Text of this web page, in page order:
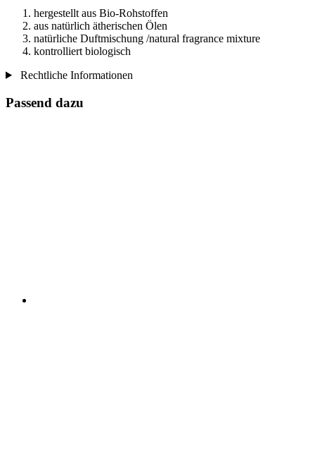
hergestellt aus Bio-Rohstoffen
aus natürlich ätherischen Ölen
natürliche Duftmischung /natural fragrance mixture
kontrolliert biologisch
Rechtliche Informationen
Passend dazu